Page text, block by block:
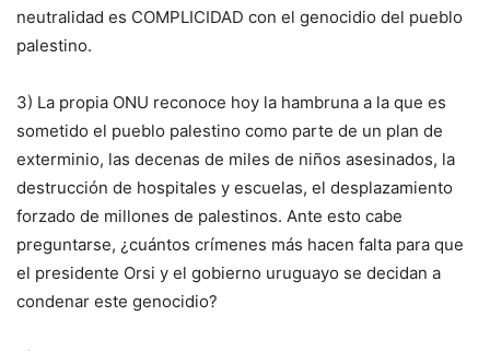
neutralidad es COMPLICIDAD con el genocidio del pueblo
palestino.
3) La propia ONU reconoce hoy la hambruna a la que es
sometido el pueblo palestino como parte de un plan de
exterminio, las decenas de miles de niños asesinados, la
destrucción de hospitales y escuelas, el desplazamiento
forzado de millones de palestinos. Ante esto cabe
preguntarse, ¿cuántos crímenes más hacen falta para que
el presidente Orsi y el gobierno uruguayo se decidan a
condenar este genocidio?